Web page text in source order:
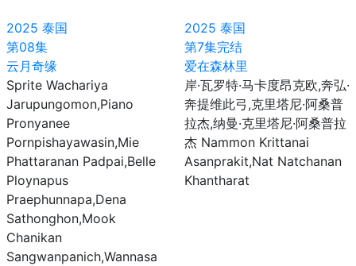
2025 泰国
第08集
云月奇缘
Sprite Wachariya
Jarupungomon,Piano
Pronyanee
Pornpishayawasin,Mie
Phattaranan Padpai,Belle
Ploynapus
Praephunnapa,Dena
Sathonghon,Mook
Chanikan
Sangwanpanich,Wannasa
2025 泰国
第7集完结
爱在森林里
岸·瓦罗特·马卡度昂克欧,奔弘·
奔提维此弓,克里塔尼·阿桑普
拉杰,纳曼·克里塔尼·阿桑普拉
杰 Nammon Krittanai
Asanprakit,Nat Natchanan
Khantharat